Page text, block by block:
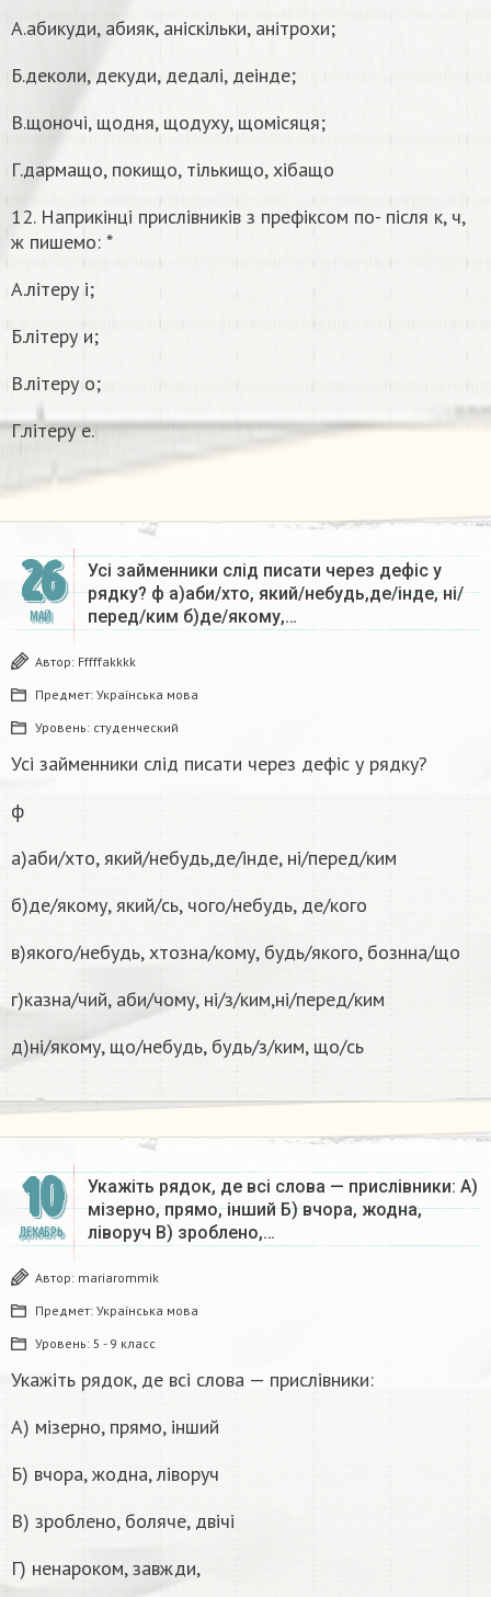
А.абикуди, абияк, аніскільки, анітрохи;
Б.деколи, декуди, дедалі, деінде;
В.щоночі, щодня, щодуху, щомісяця;
Г.дармащо, покищо, тількищо, хібащо
12. Наприкінці прислівників з префіксом по- після к, ч,
ж пишемо: *
А.літеру і;
Б.літеру и;
В.літеру о;
Г.літеру е.
26
МАЙ
Усі займенники слід писати через дефіс у
рядку? ф а)аби/хто, який/небудь,де/інде, ні/
перед/ким б)де/якому,…
Автор: Fffffakkkk
Предмет: Українська мова
Уровень: студенческий
Усі займенники слід писати через дефіс у рядку?
ф
а)аби/хто, який/небудь,де/інде, ні/перед/ким
б)де/якому, який/сь, чого/небудь, де/кого
в)якого/небудь, хтозна/кому, будь/якого, бознна/що
г)казна/чий, аби/чому, ні/з/ким,ні/перед/ким
д)ні/якому, що/небудь, будь/з/ким, що/сь
10
ДЕКАБРЬ
Укажіть рядок, де всі слова — прислівники: А)
мізерно, прямо, інший Б) вчора, жодна,
ліворуч В) зроблено,…
Автор: mariarommik
Предмет: Українська мова
Уровень: 5 - 9 класс
Укажіть рядок, де всі слова — прислівники:
А) мізерно, прямо, інший
Б) вчора, жодна, ліворуч
В) зроблено, боляче, двічі
Г) ненароком, завжди,